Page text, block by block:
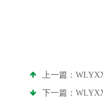
上一篇：
下一篇：